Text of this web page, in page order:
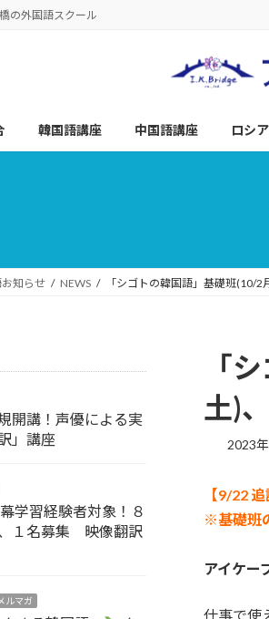
の外国語スクール
韓国語講座 中国語講座 ロシ
知らせ NEWS 「シゴトの韓国語」基礎班(10/
「
土)
2023
【9/22 追
※基礎班
アイケー
仕事で使
開講！声優による実
」講座
学習経験者対象！８
１名募集 映像翻訳
ルマガ